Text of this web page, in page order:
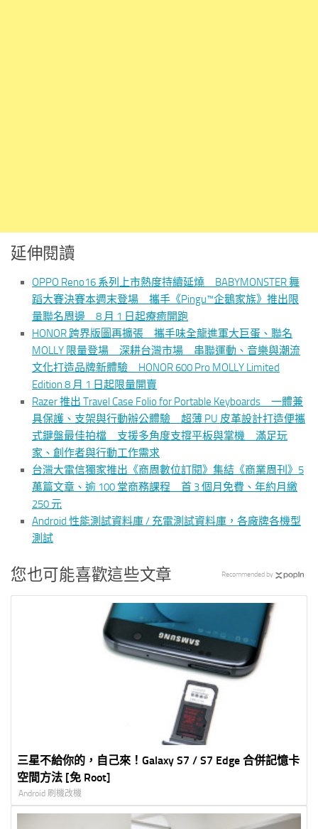
延伸閱讀
OPPO Reno16 系列上市熱度持續延燒 BABYMONSTER 舞
蹈大賽決賽本週末登場 攜手《Pingu™企鵝家族》推出限
量聯名周邊 8 月 1 日起療癒開跑
HONOR 跨界版圖再擴張 攜手味全龍進軍大巨蛋、聯名
MOLLY 限量登場 深耕台灣市場 串聯運動、音樂與潮流
文化打造品牌新體驗 HONOR 600 Pro MOLLY Limited
Edition 8 月 1 日起限量開賣
Razer 推出 Travel Case Folio for Portable Keyboards 一體兼
具保護、支架與行動辦公體驗 超薄 PU 皮革設計打造便攜
式鍵盤最佳拍檔 支援多角度支撐平板與掌機 滿足玩
家、創作者與行動工作需求
台灣大電信獨家推出《商周數位訂閱》集結《商業周刊》5
萬篇文章、逾 100 堂商務課程 首 3 個月免費、年約月繳
250 元
Android 性能測試資料庫 / 充電測試資料庫，各廠牌各機型
測試
您也可能喜歡這些文章
三星不給你的，自己來！Galaxy S7 / S7 Edge 合併記憶卡
空間方法 [免 Root]
Android 刷機改機
Recommended by